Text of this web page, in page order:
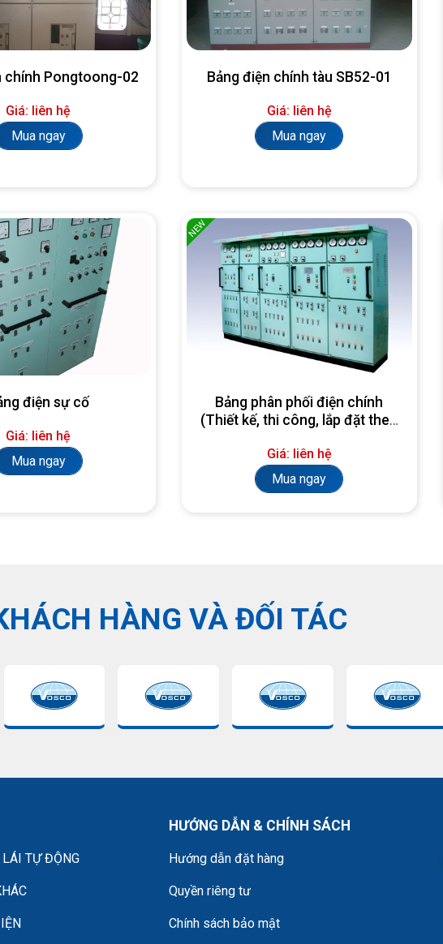
chính Pongtoong-02
Giá: liên hệ
Mua ngay
Bảng điện chính tàu SB52-01
Giá: liên hệ
Mua ngay
điện sự cố
Giá: liên hệ
Mua ngay
NEW
Bảng phân phối điện chính
(Thiết kế, thi công, lắp đặt theo
Giá: liên hệ
Mua ngay
HÀNG VÀ ĐỐI TÁC
LÁI TỰ ĐỘNG
HƯỚNG DẪN & CHÍNH SÁCH
Hướng dẫn đặt hàng
Quyền riêng tư
Chính sách bảo mật